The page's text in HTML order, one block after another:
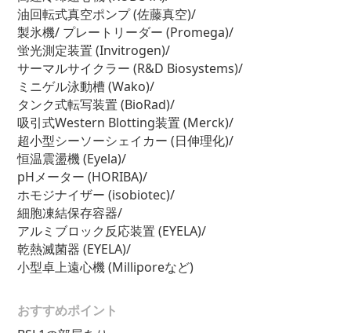
油回転式真空ポンプ (佐藤真空)/
製氷機/ プレートリーダー (Promega)/
蛍光測定装置 (Invitrogen)/
サーマルサイクラー (R&D Biosystems)/
ミニゲル泳動槽 (Wako)/
タンク式転写装置 (BioRad)/
吸引式Western Blotting装置 (Merck)/
超小型シーソーシェイカー (日伸理化)/
恒温震盪機 (Eyela)/
pHメーター (HORIBA)/
ホモジナイザー (isobiotec)/
細胞凍結保存容器/
アルミブロック反応装置 (EYELA)/
乾熱滅菌器 (EYELA)/
小型卓上遠心機 (Milliporeなど)
おすすめポイント